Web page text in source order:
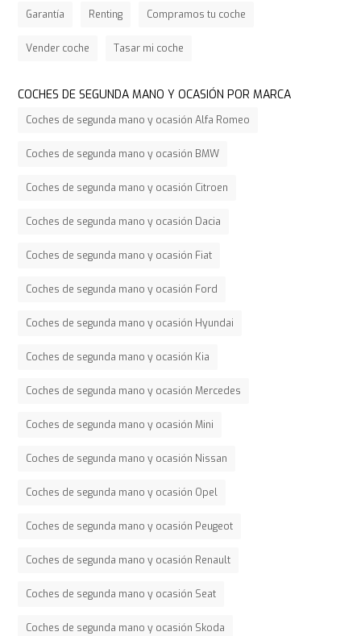
Garantía Renting Compramos tu coche
Vender coche Tasar mi coche
COCHES DE SEGUNDA MANO Y OCASIÓN POR MARCA
Coches de segunda mano y ocasión Alfa Romeo
Coches de segunda mano y ocasión BMW
Coches de segunda mano y ocasión Citroen
Coches de segunda mano y ocasión Dacia
Coches de segunda mano y ocasión Fiat
Coches de segunda mano y ocasión Ford
Coches de segunda mano y ocasión Hyundai
Coches de segunda mano y ocasión Kia
Coches de segunda mano y ocasión Mercedes
Coches de segunda mano y ocasión Mini
Coches de segunda mano y ocasión Nissan
Coches de segunda mano y ocasión Opel
Coches de segunda mano y ocasión Peugeot
Coches de segunda mano y ocasión Renault
Coches de segunda mano y ocasión Seat
Coches de segunda mano y ocasión Skoda